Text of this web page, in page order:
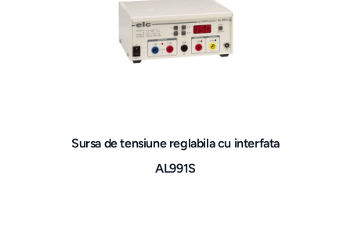
Sursa de tensiune reglabila cu interfata
AL991S